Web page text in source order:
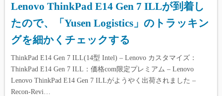
Lenovo ThinkPad E14 Gen 7 ILLが到着し
たので、「Yusen Logistics」のトラッキン
グを細かくチェックする
ThinkPad E14 Gen 7 ILL(14型 Intel) – Lenovo カスタマイズ：
ThinkPad E14 Gen 7 ILL：価格com限定プレミアム – Lenovo
Lenovo ThinkPad E14 Gen 7 ILLがようやく出荷されました –
Recon-Revi…